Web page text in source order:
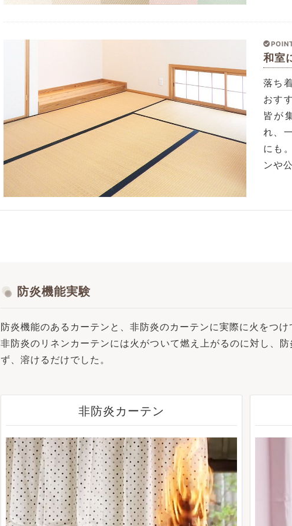
和室
落ち
おす
皆が
れ、
にも
ンや
防炎機能実験
防炎機能のあるカーテンと、非防炎のカーテンに実際に火をつけ
非防炎のリネンカーテンには火がついて燃え上がるのに対し、
ず、溶けるだけでした。
非防炎カーテン